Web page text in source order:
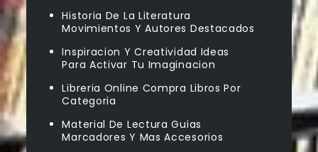
Historia De La Literatura
Movimientos Y Autores Destacados
Inspiracion Y Creatividad Ideas
Para Activar Tu Imaginacion
Libreria Online Compra Libros Por
Categoria
Material De Lectura Guias
Marcadores Y Mas Accesorios